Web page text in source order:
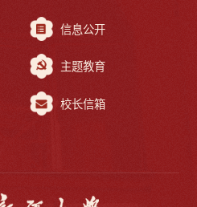
信息公开
主题教育
校长信箱